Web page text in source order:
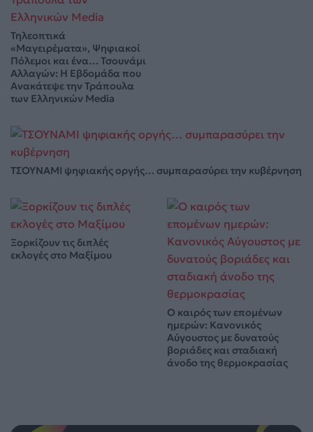
Τηλεοπτικά
«Μαγειρέματα», Ψηφιακοί
Πόλεμοι και ένα… Τσουνάμι
Αλλαγών: Η Εβδομάδα που
Ανακάτεψε την Τράπουλα
των Ελληνικών Media
ΤΣΟΥΝΑΜΙ ψηφιακής οργής… συμπαρασύρει την κυβέρνηση
Ξορκίζουν τις διπλές
εκλογές στο Μαξίμου
Ο καιρός των επομένων
ημερών: Κανονικός
Αύγουστος με δυνατούς
βοριάδες και σταδιακή
άνοδο της θερμοκρασίας